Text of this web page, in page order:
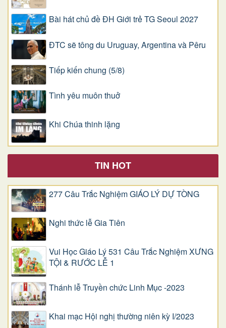
Bài hát chủ đề ĐH Giới trẻ TG Seoul 2027
ĐTC sẽ tông du Uruguay, Argentina và Pêru
Tiếp kiến chung (5/8)
Tình yêu muôn thuở
Khi Chúa thinh lặng
TIN HOT
277 Câu Trắc Nghiệm GIÁO LÝ DỰ TÒNG
Nghi thức lễ Gia Tiên
Vui Học Giáo Lý 531 Câu Trắc Nghiệm XƯNG
TỘI & RƯỚC LỄ 1
Thánh lễ Truyền chức Linh Mục -2023
Khai mạc Hội nghị thường niên kỳ I/2023